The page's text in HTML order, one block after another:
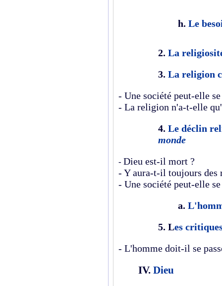
h. Le
2. La
3. La religion
- Une société peut-elle
- La religion n'a-t-elle
4. Le déclin
monde
- Dieu est-il mort ?
- Y aura-t-il toujours des
- Une société peut-elle
a.
5. Les
- L'homme doit-il se
IV. Dieu